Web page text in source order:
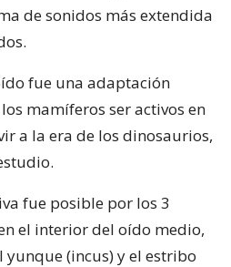
de sonidos más extendida
fue una adaptación
mamíferos ser activos en
a la era de los dinosaurios,
fue posible por los 3
el interior del oído medio,
(incus) y el estribo